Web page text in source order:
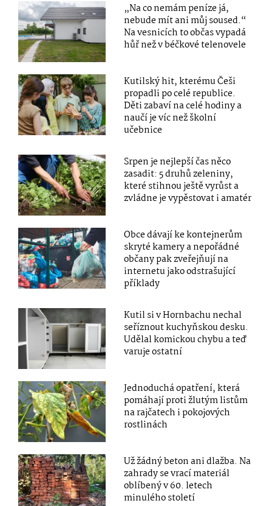
„Na co nemám peníze já,
nebude mít ani můj soused.“
Na vesnicích to občas vypadá
hůř než v béčkové telenovele
Kutilský hit, kterému Češi
propadli po celé republice.
Děti zabaví na celé hodiny a
naučí je víc než školní
učebnice
Srpen je nejlepší čas něco
zasadit: 5 druhů zeleniny,
které stihnou ještě vyrůst a
zvládne je vypěstovat i amatér
Obce dávají ke kontejnerům
skryté kamery a nepořádné
občany pak zveřejňují na
internetu jako odstrašující
příklady
Kutil si v Hornbachu nechal
seříznout kuchyňskou desku.
Udělal komickou chybu a teď
varuje ostatní
Jednoduchá opatření, která
pomáhají proti žlutým listům
na rajčatech i pokojových
rostlinách
Už žádný beton ani dlažba. Na
zahrady se vrací materiál
oblíbený v 60. letech
minulého století